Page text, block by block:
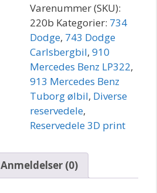
Varenummer (SKU):
220b Kategorier: 734
Dodge, 743 Dodge
Carlsbergbil, 910
Mercedes Benz LP322,
913 Mercedes Benz
Tuborg ølbil, Diverse
reservedele,
Reservedele 3D print
Anmeldelser (0)